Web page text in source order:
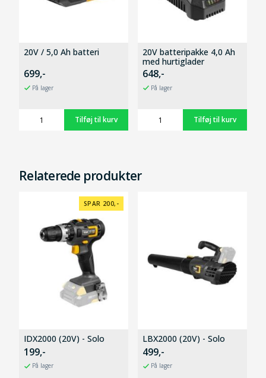
20V / 5,0 Ah batteri
699,-
På lager
20V batteripakke 4,0 Ah
med hurtiglader
648,-
På lager
Relaterede produkter
SPAR 200,-
IDX2000 (20V) - Solo
199,-
På lager
LBX2000 (20V) - Solo
499,-
På lager